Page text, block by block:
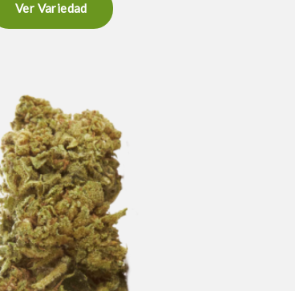
Ver Variedad